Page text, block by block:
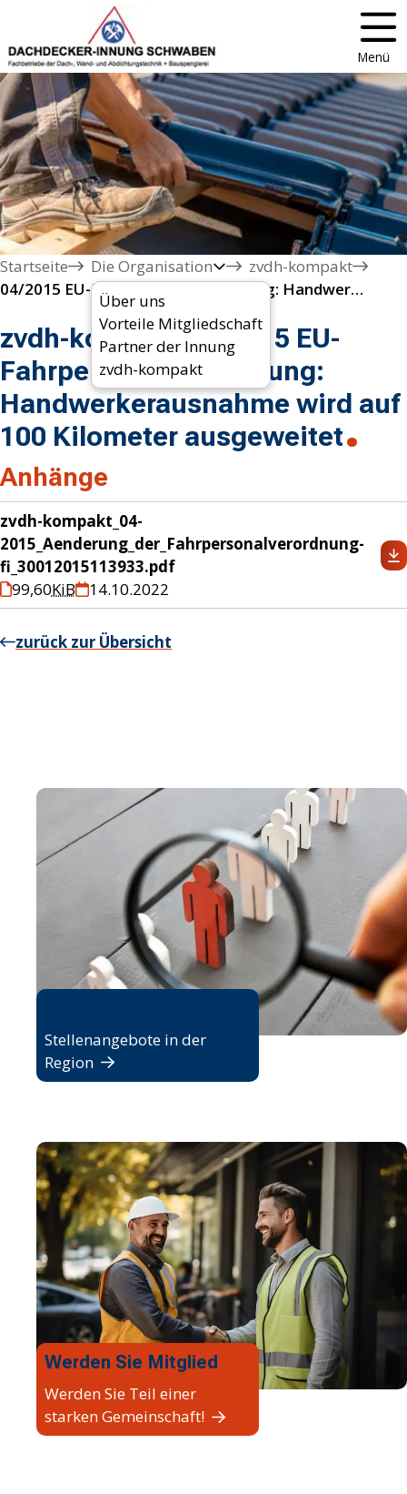
Menü
Startseite
Die Organisation
Über uns
Vorteile Mitgliedschaft
Partner der Innung
zvdh-kompakt
zvdh-kompakt
04/2015 EU-Fahrpersonalverordnung: Handwerkerausnahme wird auf 100 Kilometer ausgeweitet
zvdh-kompakt 04/2015 EU-
Fahrpersonalverordnung:
Handwerkerausnahme wird auf
100 Kilometer ausgeweitet
Anhänge
zvdh-kompakt_04-
2015_Aenderung_der_Fahrpersonalverordnung-
fi_30012015113933.pdf
99,60KiB 14.10.2022
zurück zur Übersicht
Stellenangebote in der
Region
Werden Sie Mitglied
Werden Sie Teil einer
starken Gemeinschaft!